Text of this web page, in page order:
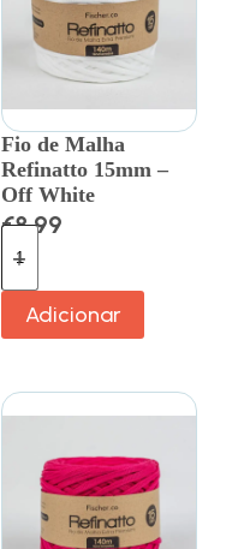
Fio de Malha
Refinatto 15mm –
Off White
€8.99
Adicionar